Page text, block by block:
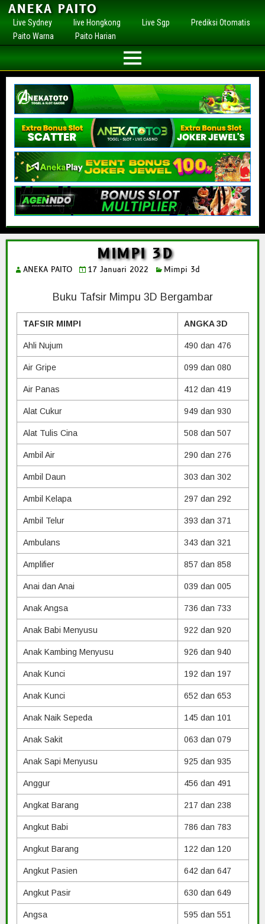
ANEKA PAITO
Live Sydney live Hongkong Live Sgp
Prediksi Otomatis
Paito Warna
Paito Harian
MIMPI 3D
ANEKA PAITO 17 Januari 2022 Mimpi 3d
Buku Tafsir Mimpu 3D Bergambar
TAFSIR MIMPI ANGKA 3D
Ahli Nujum 490 dan 476
Air Gripe 099 dan 080
Air Panas 412 dan 419
Alat Cukur 949 dan 930
Alat Tulis Cina 508 dan 507
Ambil Air 290 dan 276
Ambil Daun 303 dan 302
Ambil Kelapa 297 dan 292
Ambil Telur 393 dan 371
Ambulans 343 dan 321
Amplifier 857 dan 858
Anai dan Anai 039 dan 005
Anak Angsa 736 dan 733
Anak Babi Menyusu 922 dan 920
Anak Kambing Menyusu 926 dan 940
Anak Kunci 192 dan 197
Anak Kunci 652 dan 653
Anak Naik Sepeda 145 dan 101
Anak Sakit 063 dan 079
Anak Sapi Menyusu 925 dan 935
Anggur 456 dan 491
Angkat Barang 217 dan 238
Angkut Babi 786 dan 783
Angkut Barang 122 dan 120
Angkut Pasien 642 dan 647
Angkut Pasir 630 dan 649
Angsa 595 dan 551